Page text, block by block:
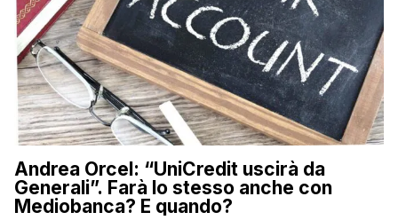
Andrea Orcel: “UniCredit uscirà da
Generali”. Farà lo stesso anche con
Mediobanca? E quando?